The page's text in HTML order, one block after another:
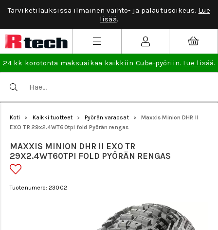
Tarviketilauksissa ilmainen vaihto- ja palautusoikeus. Lue
lisää.
24 kk korotonta maksuaikaa kaikkiin Cube-pyöriin. Lue lisää.
Koti > Kaikki tuotteet > Pyörän varaosat >
Maxxis Minion DHR II
EXO TR 29x2.4WT60tpi fold Pyörän rengas
MAXXIS MINION DHR II EXO TR
29X2.4WT60TPI FOLD PYÖRÄN RENGAS
Tuotenumero: 23002